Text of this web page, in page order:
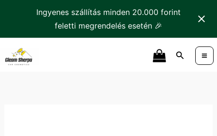
Ingyenes szállítás minden 20.000 forint
feletti megrendelés esetén 🎉
content
Search